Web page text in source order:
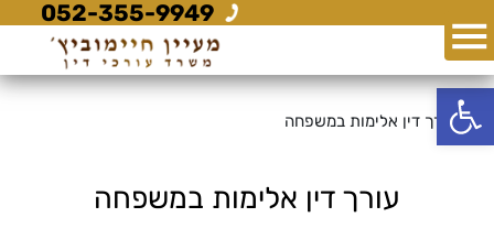
פתח סרגל נגישות
052-355-9949
עורך דין אלימות במשפחה
עורך דין אלימות במשפחה